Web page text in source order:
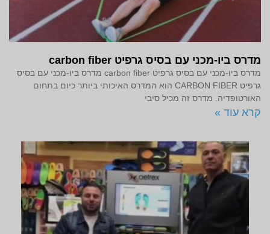
מדרס ביו-מכני עם בסיס גרפיט carbon fiber
מדרס ביו-מכני עם בסיס גרפיט carbon fiber מדרס ביו-מכני עם בסיס
גרפיט CARBON FIBER הוא המדרס האיכותי ביותר כיום בתחום
האורטופדיה. מדרס זה מכיל סיבי
קרא עוד »